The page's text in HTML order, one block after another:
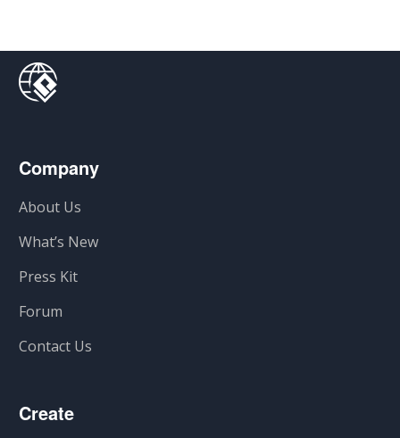
Company
About Us
What’s New
Press Kit
Forum
Contact Us
Create